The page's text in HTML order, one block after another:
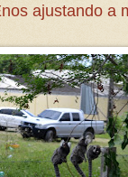
ajustando a